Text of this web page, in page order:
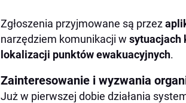
Zgłoszenia przyjmowane są przez
narzędziem komunikacji w sytuacjach
lokalizacji punktów ewakuacyjnych.
Zainteresowanie i wyzwania
Już w pierwszej dobie działania